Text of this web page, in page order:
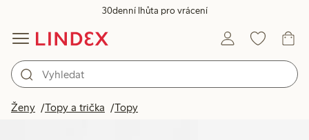
30denní lhůta pro vrácení
Ženy Topy a trička Topy